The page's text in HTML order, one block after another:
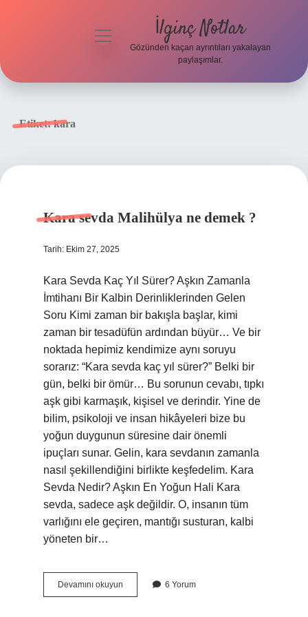
Hakkımızda
menüyü
İlginç Notlar
Gözünden kaçan ayrıntıları yakalayan
paylaşımlar.
Etiket:kara
Kara sevda Malihülya ne demek ?
Tarih: Ekim 27, 2025
Kara Sevda Kaç Yıl Sürer? Aşkın Zamanla
İmtihanı Bir Kalbin Derinliklerinden Gelen
Soru Kimi zaman bir bakışla başlar, kimi
zaman bir tesadüfün ardından büyür… Ve bir
noktada hepimiz kendimize aynı soruyu
sorarız: “Kara sevda kaç yıl sürer?” Belki bir
gün, belki bir ömür… Bu sorunun cevabı, tıpkı
aşk gibi karmaşık, kişisel ve derindir. Yine de
bilim, psikoloji ve insan hikâyeleri bize bu
yoğun duygunun süresine dair önemli
ipuçları sunar. Gelin, kara sevdanın zamanla
nasıl şekillendiğini birlikte keşfedelim. Kara
Sevda Nedir? Aşkın En Yoğun Hali Kara
sevda, sadece aşk değildir. O, insanın tüm
varlığını ele geçiren, mantığı susturan, kalbi
yöneten bir…
Devamını okuyun
sevda
6 Yorum